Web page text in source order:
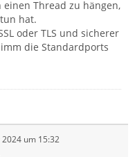
Thread zu hängen,
hat.
oder TLS und sicherer
die Standardports
um 15:32